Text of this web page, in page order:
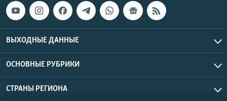
ВЫХОДНЫЕ ДАННЫЕ
ОСНОВНЫЕ РУБРИКИ
СТРАНЫ РЕГИОНА